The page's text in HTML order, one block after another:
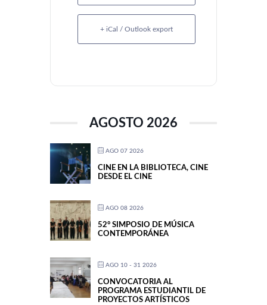
+ iCal / Outlook export
AGOSTO 2026
AGO 07 2026
CINE EN LA BIBLIOTECA, CINE
DESDE EL CINE
AGO 08 2026
52° SIMPOSIO DE MÚSICA
CONTEMPORÁNEA
AGO 10 - 31 2026
CONVOCATORIA AL
PROGRAMA ESTUDIANTIL DE
PROYECTOS ARTÍSTICOS